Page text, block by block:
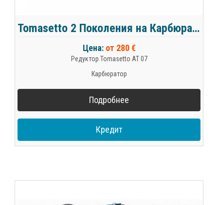
Tomasetto 2 Поколения на Карбюратор
Цена: от 280 €
Редуктор Tomasetto AT 07
Карбюратор
Подробнее
Кредит